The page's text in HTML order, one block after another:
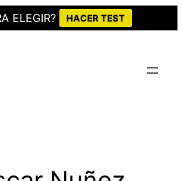
ELEGIR? HACER TEST